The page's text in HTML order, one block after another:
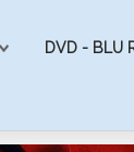
DVD - BLU